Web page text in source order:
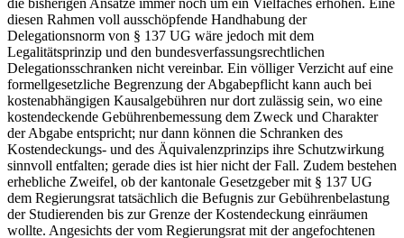
diesen Rahmen voll ausschöpfende Handhabung der
Delegationsnorm von § 137 UG wäre jedoch mit dem
Legalitätsprinzip und den bundesverfassungsrechtlichen
Delegationsschranken nicht vereinbar. Ein völliger Verzicht auf eine
formellgesetzliche Begrenzung der Abgabepflicht kann auch bei
kostenabhängigen Kausalgebühren nur dort zulässig sein, wo eine
kostendeckende Gebührenbemessung dem Zweck und Charakter
der Abgabe entspricht; nur dann können die Schranken des
Kostendeckungs- und des Äquivalenzprinzips ihre Schutzwirkung
sinnvoll entfalten; gerade dies ist hier nicht der Fall. Zudem bestehen
erhebliche Zweifel, ob der kantonale Gesetzgeber mit § 137 UG
dem Regierungsrat tatsächlich die Befugnis zur Gebührenbelastung
der Studierenden bis zur Grenze der Kostendeckung einräumen
wollte. Angesichts der vom Regierungsrat mit der angefochtenen